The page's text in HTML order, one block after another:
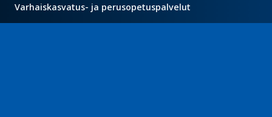
Varhaiskasvatus- ja perusopetuspalvelut